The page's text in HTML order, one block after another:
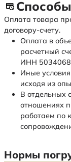
Оплата товара
договору-счету.
Оплата в
расчетный
ИНН
Иные
исходя из
В отдельных
отношениях
работаем по
Нормы